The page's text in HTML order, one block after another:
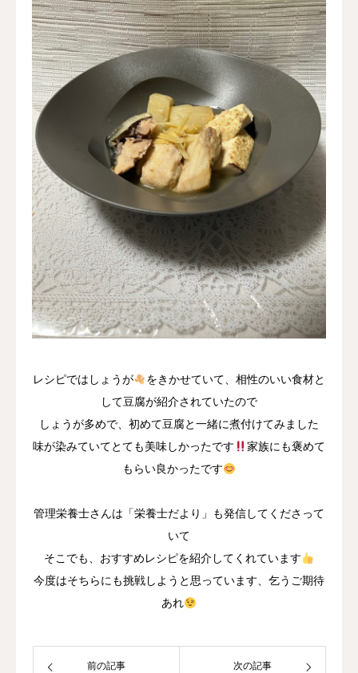
レシピではしょうが
をきかせていて、相性のいい食材と
して豆腐が紹介されていたので
しょうが多めで、初めて豆腐と一緒に煮付けてみました
味が染みていてとても美味しかったです
家族にも褒めて
もらい良かったです
管理栄養士さんは「栄養士だより」も発信してくださって
いて
そこでも、おすすめレシピを紹介してくれています
今度はそちらにも挑戦しようと思っています、乞うご期待
あれ
前の記事 次の記事